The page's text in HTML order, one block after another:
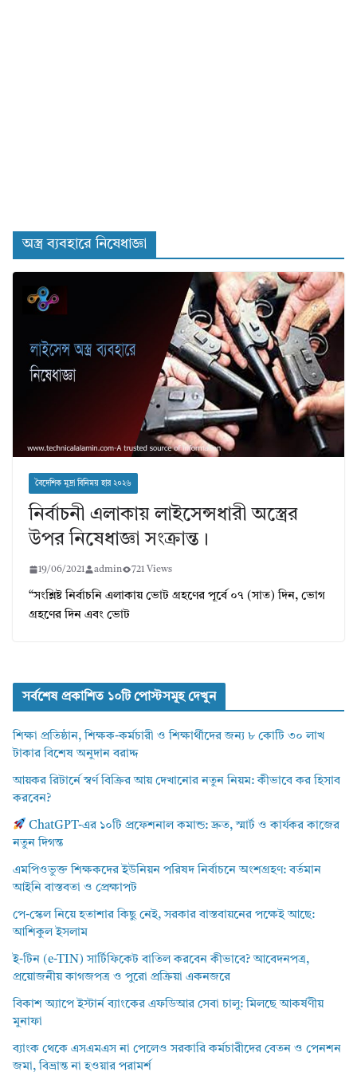
অস্ত্র ব্যবহারে নিষেধাজ্ঞা
বৈদেশিক মুদ্রা বিনিময় হার ২০২৬
নির্বাচনী এলাকায় লাইসেন্সধারী অস্ত্রের
উপর নিষেধাজ্ঞা সংক্রান্ত।
19/06/2021 admin 721 Views
“সংশ্লিষ্ট নির্বাচনি এলাকায় ভোট গ্রহণের পূর্বে ০৭ (সাত) দিন, ভোগ
গ্রহণের দিন এবং ভোট
সর্বশেষ প্রকাশিত ১০টি পোস্টসমূহ দেখুন
শিক্ষা প্রতিষ্ঠান, শিক্ষক-কর্মচারী ও শিক্ষার্থীদের জন্য ৮ কোটি ৩০ লাখ
টাকার বিশেষ অনুদান বরাদ্দ
আয়কর রিটার্নে স্বর্ণ বিক্রির আয় দেখানোর নতুন নিয়ম: কীভাবে কর হিসাব
করবেন?
ChatGPT-এর ১০টি প্রফেশনাল কমান্ড: দ্রুত, স্মার্ট ও কার্যকর কাজের
নতুন দিগন্ত
এমপিওভুক্ত শিক্ষকদের ইউনিয়ন পরিষদ নির্বাচনে অংশগ্রহণ: বর্তমান
আইনি বাস্তবতা ও প্রেক্ষাপট
পে-স্কেল নিয়ে হতাশার কিছু নেই, সরকার বাস্তবায়নের পক্ষেই আছে:
আশিকুল ইসলাম
ই-টিন (e-TIN) সার্টিফিকেট বাতিল করবেন কীভাবে? আবেদনপত্র,
প্রয়োজনীয় কাগজপত্র ও পুরো প্রক্রিয়া একনজরে
বিকাশ অ্যাপে ইস্টার্ন ব্যাংকের এফডিআর সেবা চালু: মিলছে আকর্ষণীয়
মুনাফা
ব্যাংক থেকে এসএমএস না পেলেও সরকারি কর্মচারীদের বেতন ও পেনশন
জমা, বিভ্রান্ত না হওয়ার পরামর্শ